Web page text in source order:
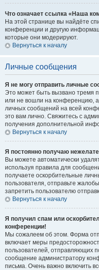
Что означает ссылка «Наша
На этой странице вы найдёте
конференции и другую
которые они модерируют.
Вернуться к началу
Личные сообщения
Я не могу отправить личные
Это может быть вызвано тремя
или не вошли на конференцию,
личных сообщений на всей
это вам лично. Свяжитесь с
получения дополнительной
Вернуться к началу
Я постоянно получаю
Вы можете автоматически
используя правила для
получаете оскорбительные
пользователя, отправьте
запретить пользователю
Вернуться к началу
Я получил спам или
конференции!
Мы сожалеем об этом. Форма
включает меры
пользователей, отправляющих
сообщение администратору
письма. Очень важно включить